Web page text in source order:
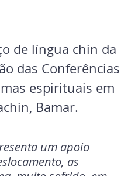
de língua chin da
das Conferências
espirituais em
Bamar.
um apoio
as